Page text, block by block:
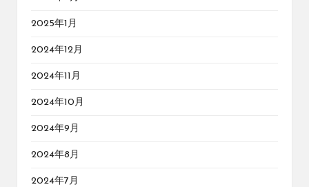
2025年1月
2024年12月
2024年11月
2024年10月
2024年9月
2024年8月
2024年7月